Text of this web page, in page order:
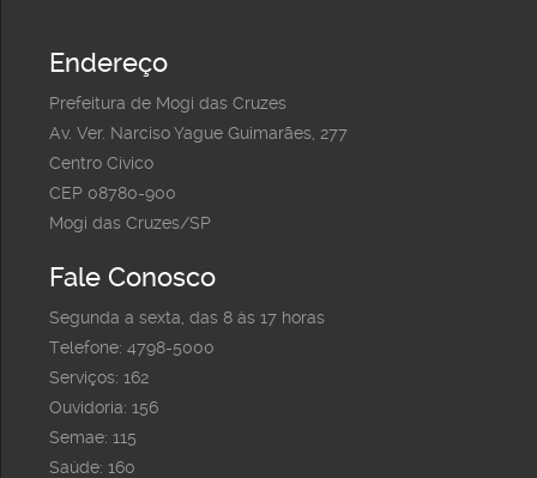
Endereço
Prefeitura de Mogi das Cruzes
Av. Ver. Narciso Yague Guimarães, 277
Centro Cívico
CEP 08780-900
Mogi das Cruzes/SP
Fale Conosco
Segunda a sexta, das 8 às 17 horas
Telefone: 4798-5000
Serviços: 162
Ouvidoria: 156
Semae: 115
Saúde: 160